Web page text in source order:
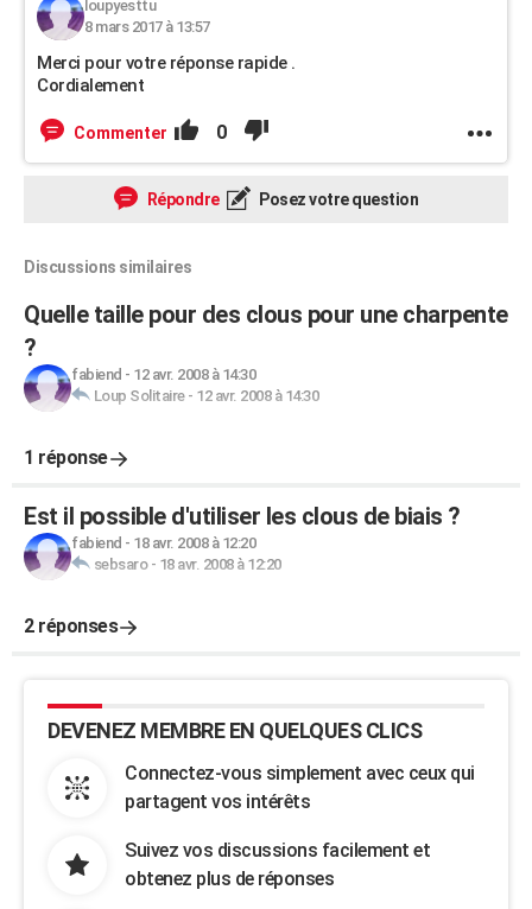
loupyesttu
8 mars 2017 à 13:57
Merci pour votre réponse rapide .
Cordialement
Commenter 0
Répondre Posez votre question
Discussions similaires
Quelle taille pour des clous pour une charpente
?
fabiend - 12 avr. 2008 à 14:30
Loup Solitaire- 12 avr. 2008 à 14:30
1 réponse
Est il possible d'utiliser les clous de biais ?
fabiend - 18 avr. 2008 à 12:20
sebsaro- 18 avr. 2008 à 12:20
2 réponses
DEVENEZ MEMBRE EN QUELQUES CLICS
Connectez-vous simplement avec ceux qui
partagent vos intérêts
Suivez vos discussions facilement et
obtenez plus de réponses